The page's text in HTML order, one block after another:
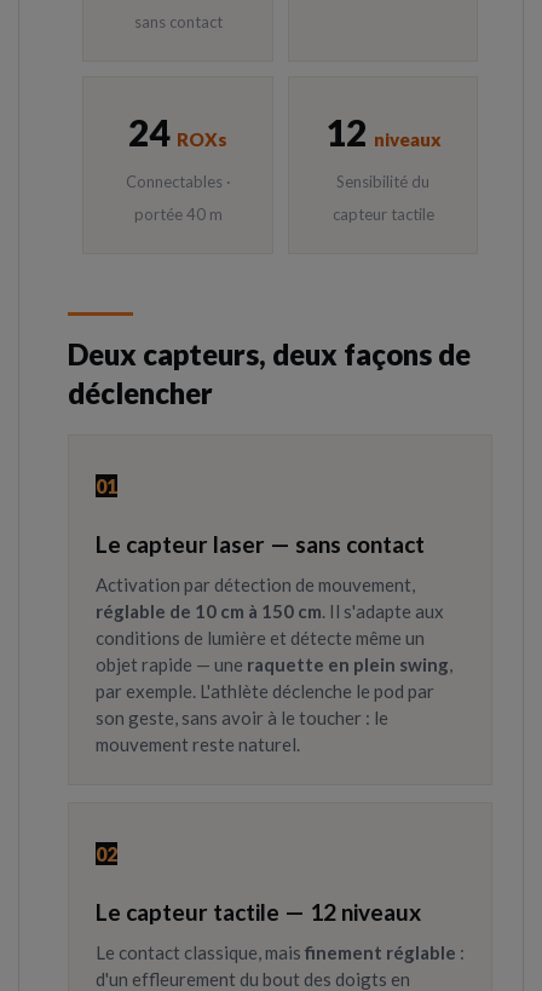
sans contact
24 ROXs
Connectables ·
portée 40 m
12 niveaux
Sensibilité du
capteur tactile
Deux capteurs, deux façons de
déclencher
01
Le capteur laser — sans contact
Activation par détection de mouvement,
réglable de 10 cm à 150 cm . Il s'adapte aux
conditions de lumière et détecte même un
objet rapide — une raquette en plein swing
par exemple. L'athlète déclenche le pod par
son geste, sans avoir à le toucher : le
mouvement reste naturel.
02
Le capteur tactile — 12 niveaux
Le contact classique, mais finement réglable :
d'un effleurement du bout des doigts en